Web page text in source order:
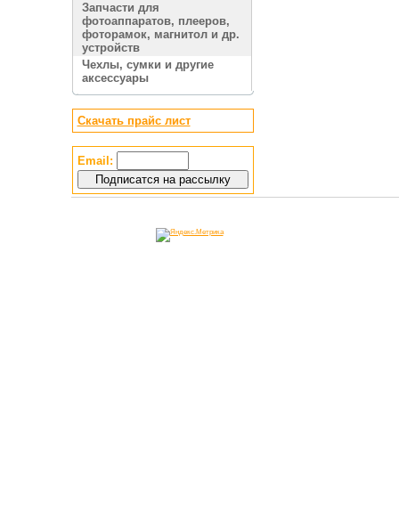
Запчасти для
фотоаппаратов, плееров,
фоторамок, магнитол и др.
устройств
Чехлы, сумки и другие
аксессуары
Скачать прайс лист
Email: